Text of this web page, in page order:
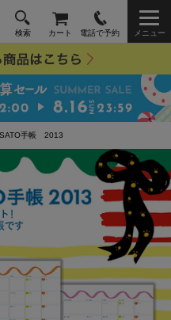
検索 カート 電話で予約 メニュー
手帳 2013